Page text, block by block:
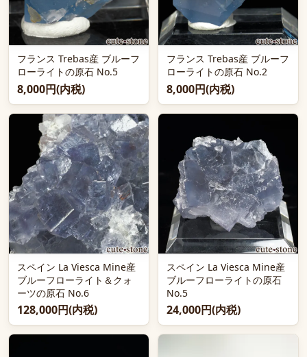
フランス Trebas産 ブルーフ
ローライトの原石 No.5
8,000円(内税)
フランス Trebas産 ブルーフ
ローライトの原石 No.2
8,000円(内税)
スペイン La Viesca Mine産
ブルーフローライト＆クォ
ーツの原石 No.6
128,000円(内税)
スペイン La Viesca Mine産
ブルーフローライトの原石
No.5
24,000円(内税)